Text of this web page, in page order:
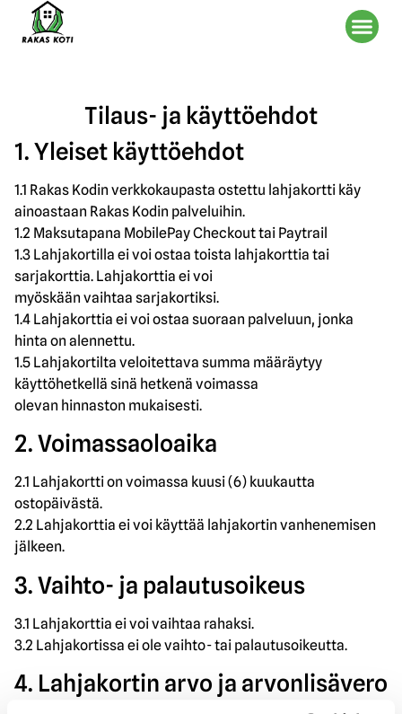
Tilaus- ja käyttöehdot
1. Yleiset käyttöehdot
1.1 Rakas Kodin verkkokaupasta ostettu lahjakortti käy
ainoastaan Rakas Kodin palveluihin.
1.2 Maksutapana MobilePay Checkout tai Paytrail
1.3 Lahjakortilla ei voi ostaa toista lahjakorttia tai
sarjakorttia. Lahjakorttia ei voi
myöskään vaihtaa sarjakortiksi.
1.4 Lahjakorttia ei voi ostaa suoraan palveluun, jonka
hinta on alennettu.
1.5 Lahjakortilta veloitettava summa määräytyy
käyttöhetkellä sinä hetkenä voimassa
olevan hinnaston mukaisesti.
2. Voimassaoloaika
2.1 Lahjakortti on voimassa kuusi (6) kuukautta
ostopäivästä.
2.2 Lahjakorttia ei voi käyttää lahjakortin vanhenemisen
jälkeen.
3. Vaihto- ja palautusoikeus
3.1 Lahjakorttia ei voi vaihtaa rahaksi.
3.2 Lahjakortissa ei ole vaihto- tai palautusoikeutta.
4. Lahjakortin arvo ja arvonlisävero